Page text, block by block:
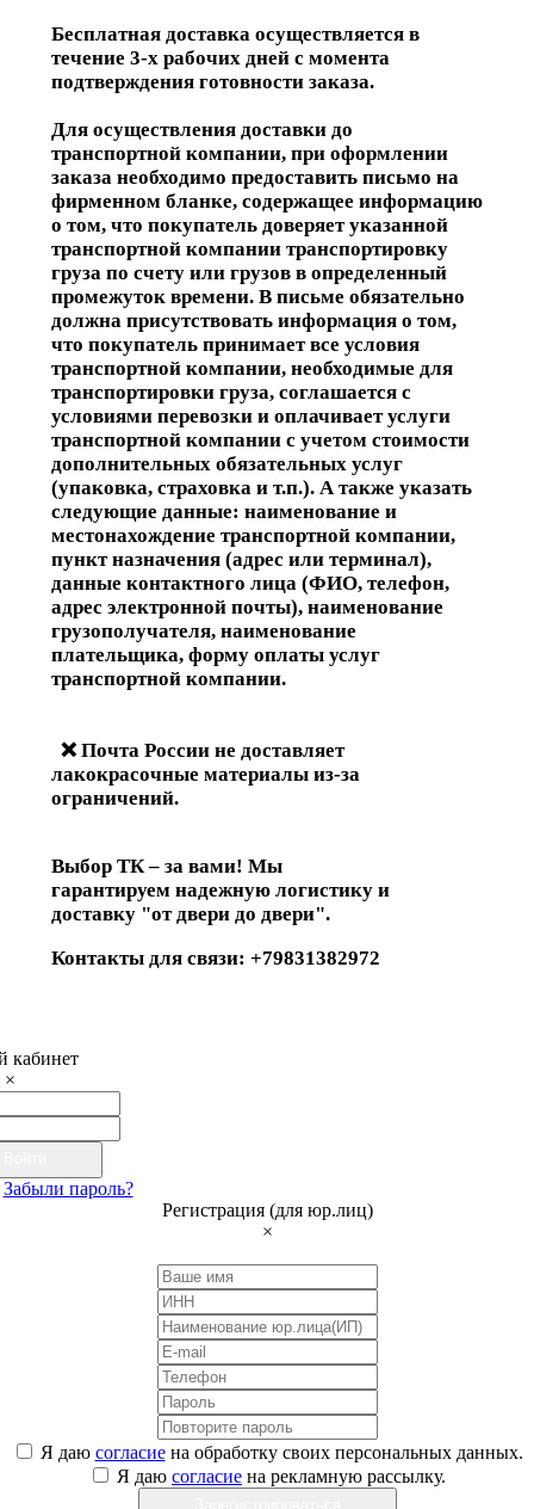
Бесплатная доставка осуществляется в
течение 3-х рабочих дней с момента
подтверждения готовности заказа.
Для осуществления доставки до
транспортной компании, при оформлении
заказа необходимо предоставить письмо на
фирменном бланке, содержащее информацию
о том, что покупатель доверяет указанной
транспортной компании транспортировку
груза по счету или грузов в определенный
промежуток времени. В письме обязательно
должна присутствовать информация о том,
что покупатель принимает все условия
транспортной компании, необходимые для
транспортировки груза, соглашается с
условиями перевозки и оплачивает услуги
транспортной компании с учетом стоимости
дополнительных обязательных услуг
(упаковка, страховка и т.п.). А также указать
следующие данные: наименование и
местонахождение транспортной компании,
пункт назначения (адрес или терминал),
данные контактного лица (ФИО, телефон,
адрес электронной почты), наименование
грузополучателя, наименование
плательщика, форму оплаты услуг
транспортной компании.
❌ Почта России не доставляет
лакокрасочные материалы из-за
ограничений.
Выбор ТК – за вами! Мы
гарантируем надежную логистику и
доставку "от двери до двери".
Контакты для связи: +79831382972
кабинет
×
Забыли пароль?
Регистрация (для юр.лиц)
×
Я даю согласиена обработку своих персональных данных.
Я даю согласие на рекламную рассылку.